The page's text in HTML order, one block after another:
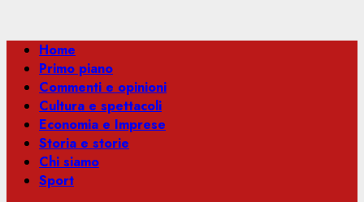
Menu
principale
Home
Primo piano
Commenti e opinioni
Cultura e spettacoli
Economia e Imprese
Storia e storie
Chi siamo
Sport